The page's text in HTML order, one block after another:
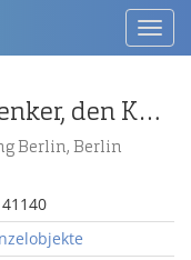
Gemme mit sitzendem Denker, den Kopf in eine Hand gestützt vor Muse (Typus B)
Berlin, Berlin